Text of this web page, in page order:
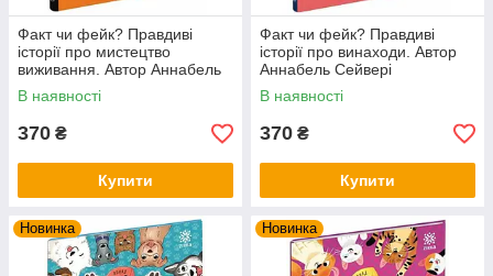
Факт чи фейк? Правдиві
історії про мистецтво
виживання. Автор Аннабель
Сейвері
В наявності
370 ₴
Купити
Факт чи фейк? Правдиві
історії про винаходи. Автор
Аннабель Сейвері
В наявності
370 ₴
Купити
Новинка Новинка